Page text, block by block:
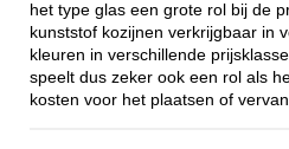
het type glas een grote rol bij de
kunststof kozijnen verkrijgbaar in
kleuren in verschillende
speelt dus zeker ook een rol als
kosten voor het plaatsen of